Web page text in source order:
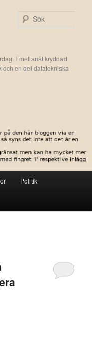
Emellanåt kryddad
och en del datatekniska
Politik